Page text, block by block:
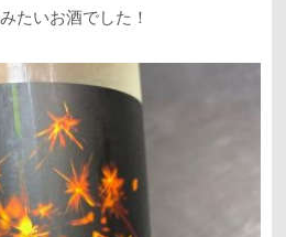
たいお酒でした！